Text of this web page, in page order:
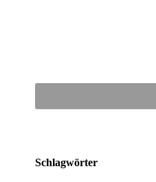
Schlagwörter